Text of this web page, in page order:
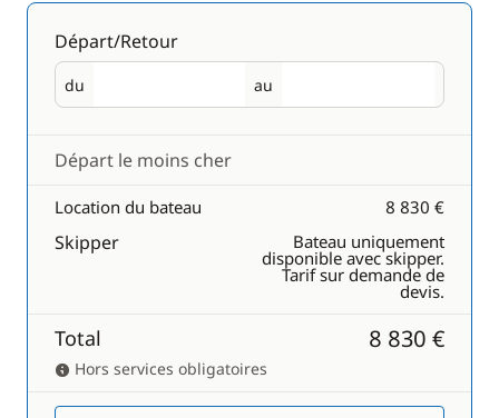
Départ/Retour
du
Départ au
Retour
Départ le moins cher
Location du bateau 8 830 €
Skipper Bateau uniquement
disponible avec skipper.
Tarif sur demande de
devis.
Total 8 830 €
Hors services obligatoires